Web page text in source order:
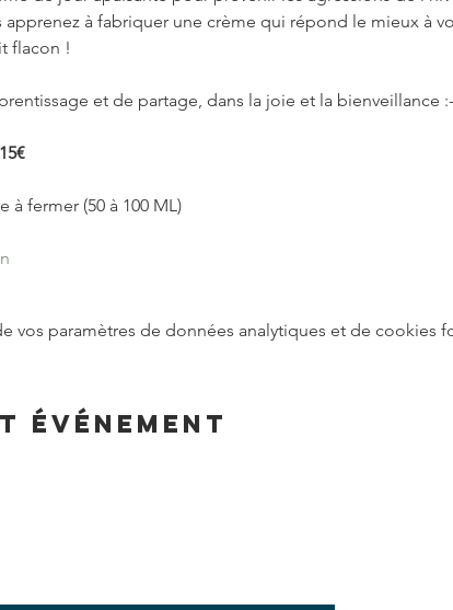
à fabriquer une crème qui répond le mieux à
Apporter un petit pot en verre à fermer (50 à 100 ML)
vos paramètres de données analytiques et de cookies
événement